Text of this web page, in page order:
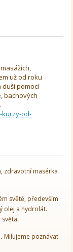
už od roku
duši pomocí
bachových
od-
zdravotní masérka
světě, především
olej a hydrolát.
Milujeme poznávat